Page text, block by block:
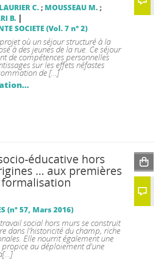
LAURIER C.; MOUSSEAU M.;
B. |
SOCIETE (Vol. 7 n° 2)
où un séjour structuré à la
à des jeunes de la rue. Ce séjour
de compétences personnelles
sur les effets néfastes
de [...]
éducative hors
... aux premières
(n° 57, Mars 2016)
social hors murs se construit
dans l'historicité du champ, riche
Elle nourrit également une
au déploiement d'une